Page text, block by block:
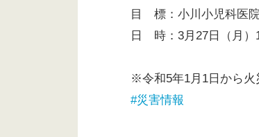
目 標：小川小児科医
日 時：3月27日（月）
※令和5年1月1日から火
#災害情報